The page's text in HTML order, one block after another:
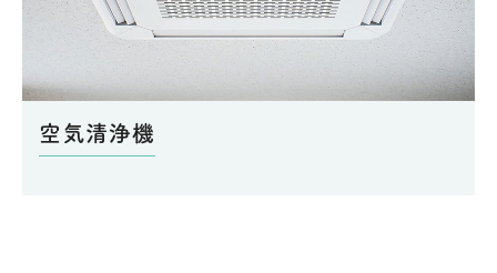
空気清浄機